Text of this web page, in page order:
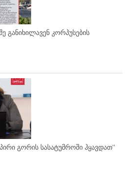
განიხილავენ კორპუსების
გორის სასატუმროში ჰყავდათ''